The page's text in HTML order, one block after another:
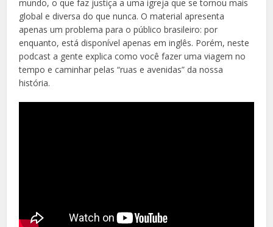
mundo, o que faz justiça a uma igreja que se tornou mais
global e diversa do que nunca. O material apresenta
apenas um problema para o público brasileiro: por
enquanto, está disponível apenas em inglês. Porém, neste
podcast a gente explica como você fazer uma viagem no
tempo e caminhar pelas “ruas e avenidas” da nossa
história.